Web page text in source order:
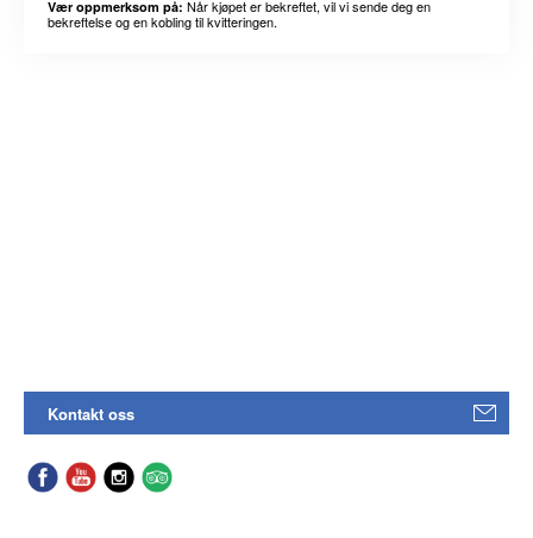
Vær oppmerksom på: Når kjøpet er bekreftet, vil vi sende deg en
bekreftelse og en kobling til kvitteringen.
Kontakt oss